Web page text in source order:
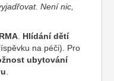
Není nic,
Hlídání dětí
na péči). Pro
ubytování